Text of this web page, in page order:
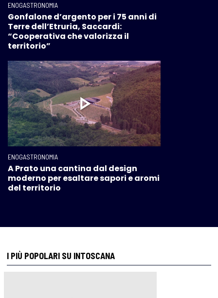
ENOGASTRONOMIA
Gonfalone d’argento per i 75 anni di
Terre dell’Etruria, Saccardi:
“Cooperativa che valorizza il
territorio”
ENOGASTRONOMIA
A Prato una cantina dal design
moderno per esaltare sapori e aromi
del territorio
I PIÙ POPOLARI SU INTOSCANA